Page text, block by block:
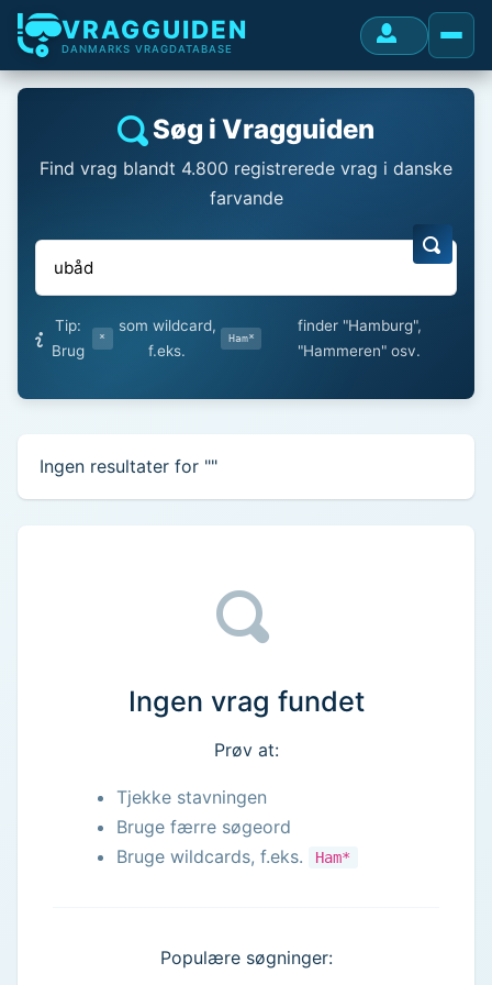
VRAGGUIDEN
DANMARKS VRAGDATABASE
Søg i Vragguiden
Find vrag blandt 4.800 registrerede vrag i danske
farvande
Tip:
Brug
*
som wildcard,
f.eks.
Ham*
finder "Hamburg",
"Hammeren" osv.
Ingen resultater for ""
Ingen vrag fundet
Prøv at:
Tjekke stavningen
Bruge færre søgeord
Bruge wildcards, f.eks.
Ham*
Populære søgninger: